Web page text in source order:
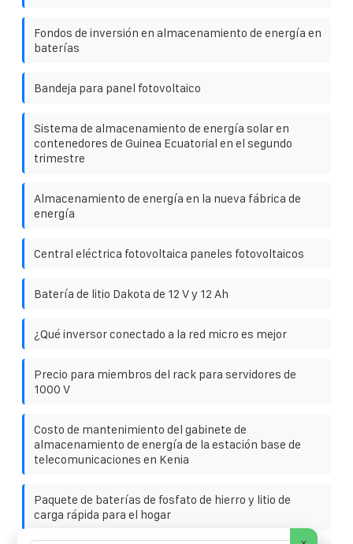
Fondos de inversión en almacenamiento de energía en
baterías
Bandeja para panel fotovoltaico
Sistema de almacenamiento de energía solar en
contenedores de Guinea Ecuatorial en el segundo
trimestre
Almacenamiento de energía en la nueva fábrica de
energía
Central eléctrica fotovoltaica paneles fotovoltaicos
Batería de litio Dakota de 12 V y 12 Ah
¿Qué inversor conectado a la red micro es mejor
Precio para miembros del rack para servidores de
1000 V
Costo de mantenimiento del gabinete de
almacenamiento de energía de la estación base de
telecomunicaciones en Kenia
Paquete de baterías de fosfato de hierro y litio de
carga rápida para el hogar